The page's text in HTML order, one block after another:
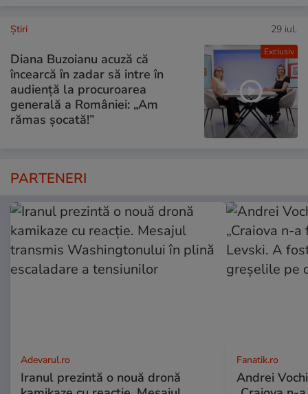
Exclusiv
Ştiri 29 iul.
Diana Buzoianu acuză că
încearcă în zadar să intre în
audiență la procuroarea
generală a României: „Am
rămas șocată!”
PARTENERI
Adevarul.ro
Iranul prezintă o nouă dronă
Fanatik.ro
Andrei